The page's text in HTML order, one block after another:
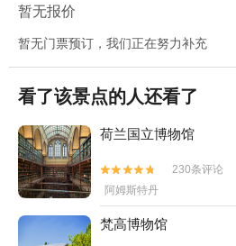
暂无报价
暂无门票预订，我们正在努力补充
看了该景点的人还看了
荷兰国立博物馆


230条评论
阿姆斯特丹
梵高博物馆